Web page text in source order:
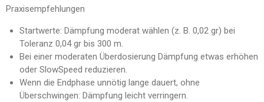
Praxisempfehlungen
Startwerte: Dämpfung moderat wählen (z. B. 0,02 gr) bei
Toleranz 0,04 gr bis 300 m.
Bei einer moderaten Überdosierung Dämpfung etwas erhöhen
oder SlowSpeed reduzieren.
Wenn die Endphase unnötig lange dauert, ohne
Überschwingen: Dämpfung leicht verringern.